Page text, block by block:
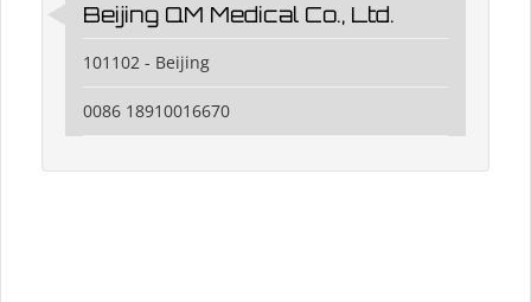
Beijing QM Medical Co., Ltd.
101102 - Beijing
0086 18910016670